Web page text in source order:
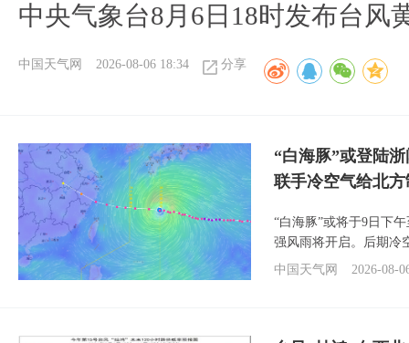
中央气象台8月6日18时发布台风
中国天气网 2026-08-06 18:34 分享
“白海豚”或登陆
联手冷空气给北
“白海豚”或将于9日下
强风雨将开启。后期冷
中国天气网
2026-08-